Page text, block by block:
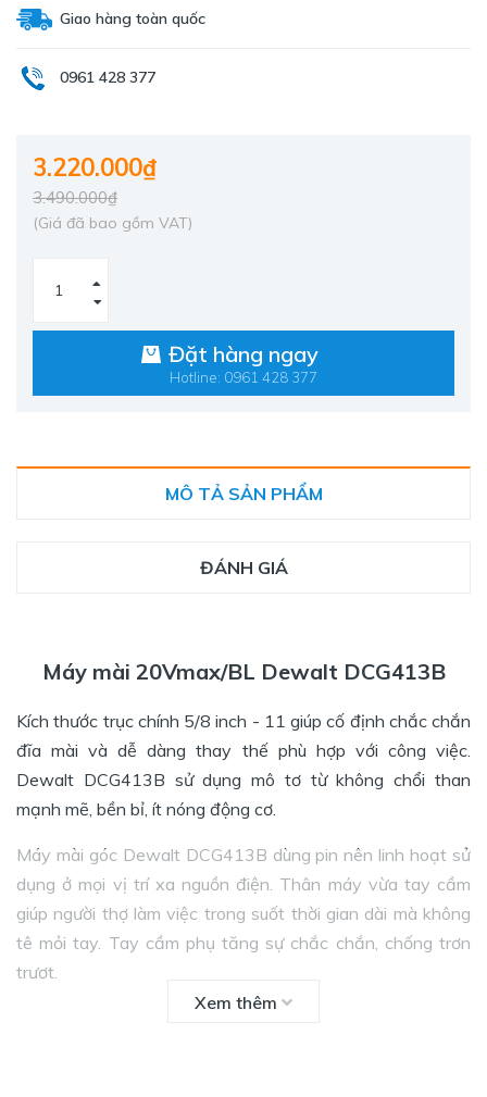
Giao hàng toàn quốc
0961 428 377
3.220.000₫
3.490.000₫
(Giá đã bao gồm VAT)
Đặt hàng ngay
Hotline: 0961 428 377
MÔ TẢ SẢN PHẨM
ĐÁNH GIÁ
Máy mài 20Vmax/BL Dewalt DCG413B
Kích thước trục chính 5/8 inch - 11 giúp cố định chắc chắn
đĩa mài và dễ dàng thay thế phù hợp với công việc.
Dewalt DCG413B sử dụng mô tơ từ không chổi than
mạnh mẽ, bền bỉ, ít nóng động cơ.
Máy mài góc Dewalt DCG413B dùng pin nên linh hoạt sử
dụng ở mọi vị trí xa nguồn điện. Thân máy vừa tay cầm
giúp người thợ làm việc trong suốt thời gian dài mà không
tê mỏi tay. Tay cầm phụ tăng sự chắc chắn, chống trơn
trượt.
Xem thêm